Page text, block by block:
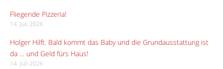
Fliegende Pizzeria!
14. Juli 2026
Holger Hilft. Bald kommt das Baby und die Grundausstattung ist
da … und Geld fürs Haus!
14. Juli 2026